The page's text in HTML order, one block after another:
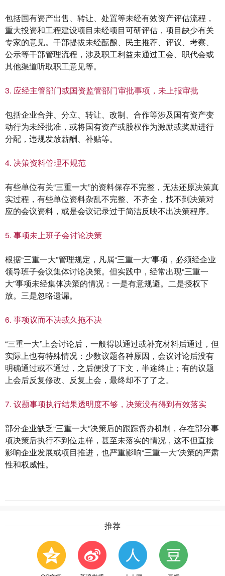
包括国有资产出售、转让、处置等未经有效资产评估流程，
重大投资和工程建设项目未经项目可研评估，项目缺少有关
专家的意见。干部提拔未经酝酿、民主推荐、评议、考察、
公示等干部管理流程，涉及职工利益未通过工会、职代会或
其他渠道听取职工意见等。
3. 应经主管部门或国资监管部门审批事项，未上报审批
包括企业合并、分立、转让、改制、合作等涉及国有资产变
动行为未经批准，或将国有资产或股权作为激励或奖励进行
分配，违规发放薪酬、补贴等。
4. 决策资料管理不规范
有些单位有关“三重一大”的资料保存不完整，无法还原决策真
实过程，有些单位资料杂乱不完整、不齐全，找不到决策对
应的会议资料，或是会议记录过于简洁反映不出决策程序。
5. 事项未上班子会讨论决策
根据“三重一大”管理规定，凡属“三重一大”事项，必须经企业
领导班子会议集体讨论决策。但实践中，经常出现“三重一
大”事项未经集体决策的情况：一是有意规避。二是授权下
放。三是忽略遗漏。
6. 事项议而不决或久拖不决
“三重一大”上会讨论后，一般得以通过或补充材料后通过，但
实际上也有特殊情况：少数议题各种原因，会议讨论后没有
明确通过或不通过，之后便没了下文，半途终止；有的议题
上会后反复修改、反复上会，最终却不了了之。
7. 议题事项执行结果透明度不够，决策没有得到有效落实
部分企业缺乏“三重一大”决策后的跟踪督办机制，存在部分事
项决策后执行不到位走样，甚至未落实的情况，这不但直接
影响企业发展或项目推进，也严重影响“三重一大”决策的严肃
性和权威性。
推荐